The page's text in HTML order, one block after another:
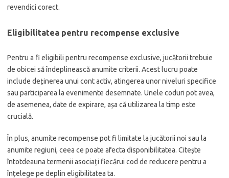
revendici corect.
Eligibilitatea pentru recompense exclusive
Pentru a fi eligibili pentru recompense exclusive, jucătorii trebuie
de obicei să îndeplinească anumite criterii. Acest lucru poate
include deținerea unui cont activ, atingerea unor niveluri specifice
sau participarea la evenimente desemnate. Unele coduri pot avea,
de asemenea, date de expirare, așa că utilizarea la timp este
crucială.
În plus, anumite recompense pot fi limitate la jucătorii noi sau la
anumite regiuni, ceea ce poate afecta disponibilitatea. Citește
întotdeauna termenii asociați fiecărui cod de reducere pentru a
înțelege pe deplin eligibilitatea ta.